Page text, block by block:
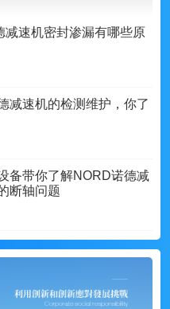
减速机密封渗漏有哪些原
减速机的检测维护，你了
备带你了解NORD诺德减
断轴问题